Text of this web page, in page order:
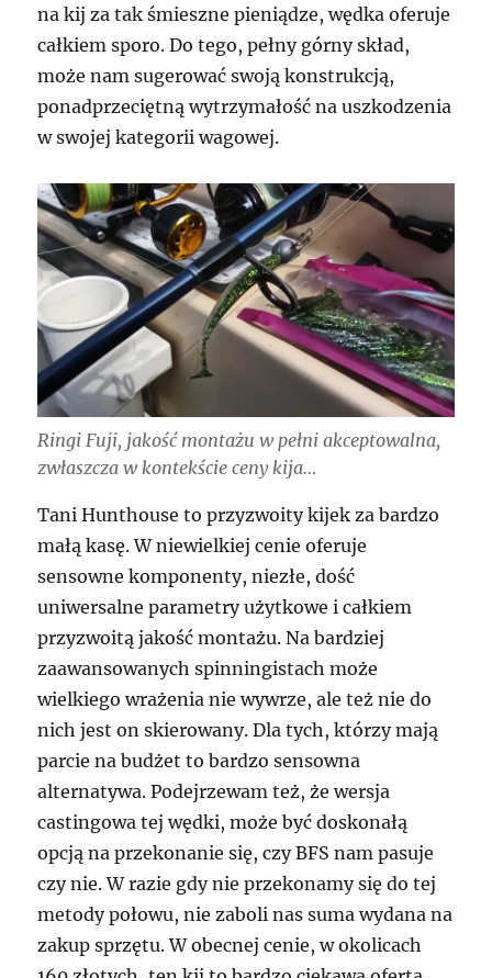
na kij za tak śmieszne pieniądze, wędka oferuje
całkiem sporo. Do tego, pełny górny skład,
może nam sugerować swoją konstrukcją,
ponadprzeciętną wytrzymałość na uszkodzenia
w swojej kategorii wagowej.
Ringi Fuji, jakość montażu w pełni akceptowalna,
zwłaszcza w kontekście ceny kija…
Tani Hunthouse to przyzwoity kijek za bardzo
małą kasę. W niewielkiej cenie oferuje
sensowne komponenty, niezłe, dość
uniwersalne parametry użytkowe i całkiem
przyzwoitą jakość montażu. Na bardziej
zaawansowanych spinningistach może
wielkiego wrażenia nie wywrze, ale też nie do
nich jest on skierowany. Dla tych, którzy mają
parcie na budżet to bardzo sensowna
alternatywa. Podejrzewam też, że wersja
castingowa tej wędki, może być doskonałą
opcją na przekonanie się, czy BFS nam pasuje
czy nie. W razie gdy nie przekonamy się do tej
metody połowu, nie zaboli nas suma wydana na
zakup sprzętu. W obecnej cenie, w okolicach